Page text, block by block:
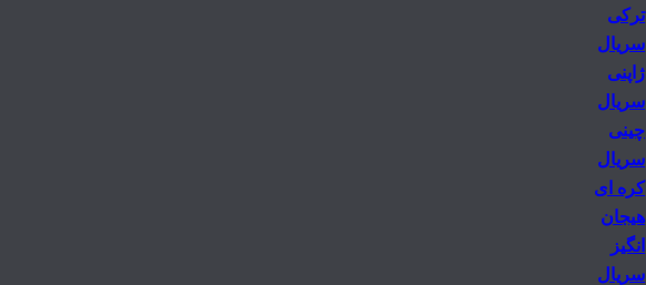
ترکی
سریال
ژاپنی
سریال
چینی
سریال
کره ای
هیجان
انگیز
سریال